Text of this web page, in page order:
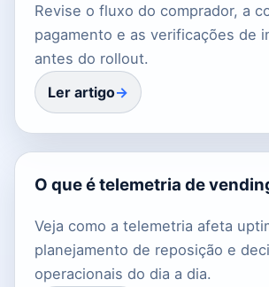
Revise o fluxo do comprador, a
pagamento e as verificações de
antes do rollout.
Ler artigo
O que é telemetria de
Veja como a telemetria afeta
planejamento de reposição e
operacionais do dia a dia.